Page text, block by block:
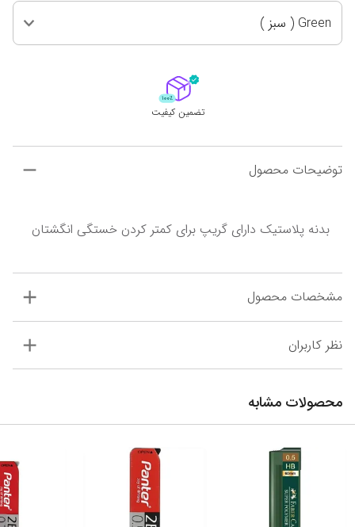
Green ( سبز )
تضمین کیفیت
توضیحات محصول
بدنه پلاستیک دارای گریپ برای کمتر کردن خستگی انگشتان
مشخصات محصول
نظر کاربران
محصولات مشابه